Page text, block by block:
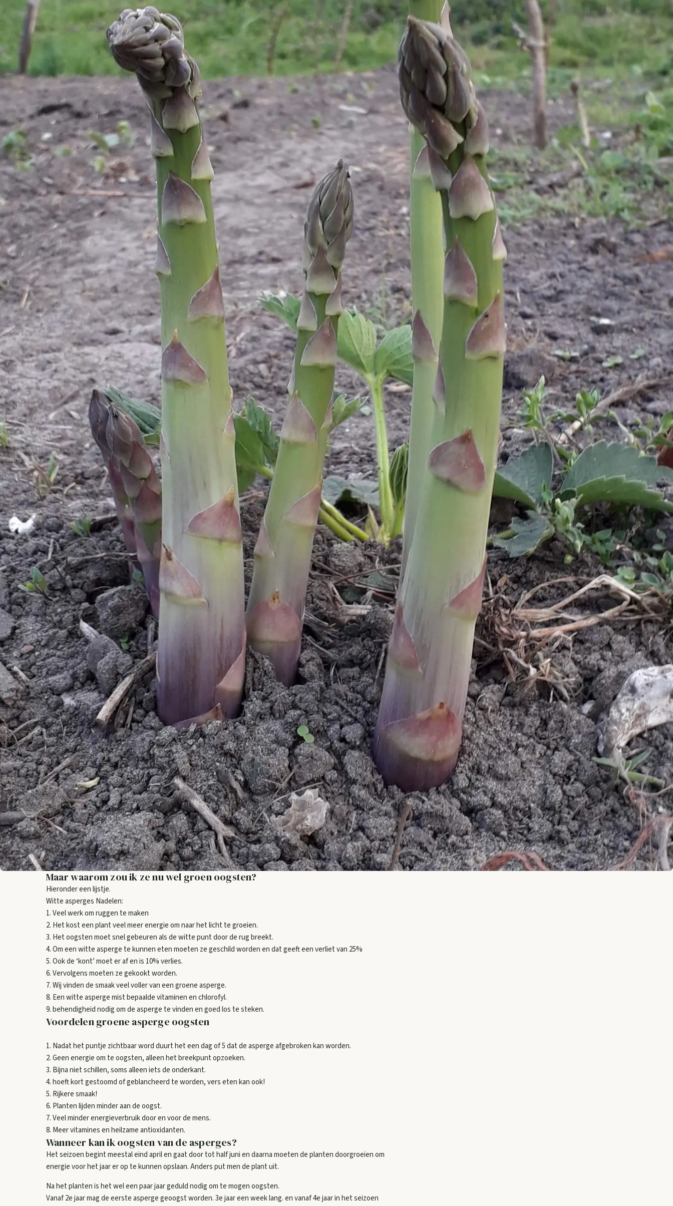
Maar waarom zou ik ze nu wel groen oogsten?
Hieronder een lijstje.
Witte asperges Nadelen:
1. Veel werk om ruggen te maken
2. Het kost een plant veel meer energie om naar het licht te groeien.
3. Het oogsten moet snel gebeuren als de witte punt door de rug breekt.
4. Om een witte asperge te kunnen eten moeten ze geschild worden en dat geeft een verliet van 25%
5. Ook de ‘kont’ moet er af en is 10% verlies.
6. Vervolgens moeten ze gekookt worden.
7. Wij vinden de smaak veel voller van een groene asperge.
8. Een witte asperge mist bepaalde vitaminen en chlorofyl.
9. behendigheid nodig om de asperge te vinden en goed los te steken.
Voordelen groene asperge oogsten
1. Nadat het puntje zichtbaar word duurt het een dag of 5 dat de asperge afgebroken kan worden.
2. Geen energie om te oogsten, alleen het breekpunt opzoeken.
3. Bijna niet schillen, soms alleen iets de onderkant.
4. hoeft kort gestoomd of geblancheerd te worden, vers eten kan ook!
5. Rijkere smaak!
6. Planten lijden minder aan de oogst.
7. Veel minder energieverbruik door en voor de mens.
8. Meer vitamines en heilzame antioxidanten.
Wanneer kan ik oogsten van de asperges?
Het seizoen begint meestal eind april en gaat door tot half juni en daarna moeten de planten doorgroeien om
energie voor het jaar er op te kunnen opslaan. Anders put men de plant uit.
Na het planten is het wel een paar jaar geduld nodig om te mogen oogsten.
Vanaf 2e jaar mag de eerste asperge geoogst worden. 3e jaar een week lang. en vanaf 4e jaar in het seizoen